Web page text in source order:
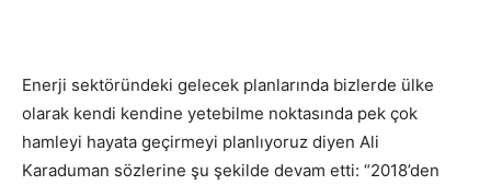
Enerji sektöründeki gelecek planlarında bizlerde ülke
olarak kendi kendine yetebilme noktasında pek çok
hamleyi hayata geçirmeyi planlıyoruz diyen Ali
Karaduman sözlerine şu şekilde devam etti: “2018’den